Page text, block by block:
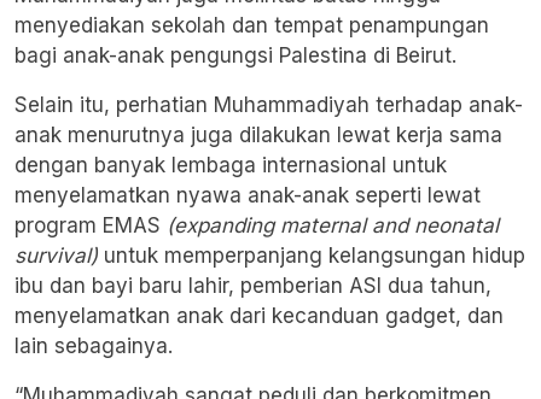
menyediakan sekolah dan tempat penampungan
bagi anak-anak pengungsi Palestina di Beirut.
Selain itu, perhatian Muhammadiyah terhadap anak-
anak menurutnya juga dilakukan lewat kerja sama
dengan banyak lembaga internasional untuk
menyelamatkan nyawa anak-anak seperti lewat
program EMAS (expanding maternal and neonatal
survival) untuk memperpanjang kelangsungan hidup
ibu dan bayi baru lahir, pemberian ASI dua tahun,
menyelamatkan anak dari kecanduan gadget, dan
lain sebagainya.